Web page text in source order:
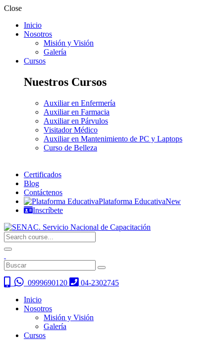
Close
Inicio
Nosotros
Misión y Visión
Galería
Cursos
Nuestros Cursos
Auxiliar en Enfermería
Auxiliar en Farmacia
Auxiliar en Párvulos
Visitador Médico
Auxiliar en Mantenimiento de PC y Laptops
Curso de Belleza
Certificados
Blog
Contáctenos
Plataforma EducativaNew
Inscríbete
0999690120
04-2302745
Inicio
Nosotros
Misión y Visión
Galería
Cursos